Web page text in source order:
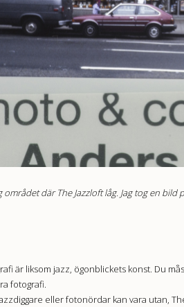
där The Jazzloft låg. Jag tog en
är liksom jazz, ögonblickets konst. Du
fotografi.
eller fotonördar kan vara utan,